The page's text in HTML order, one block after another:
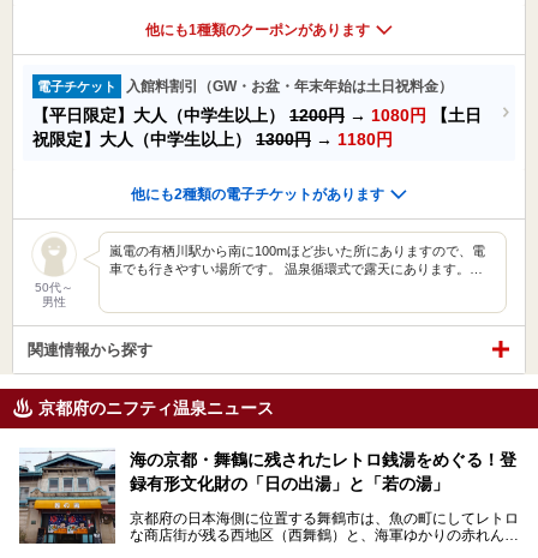
他にも1種類のクーポンがあります
電子チケット 入館料割引（GW・お盆・年末年始は土日祝料金）
【平日限定】大人（中学生以上） 1200円 → 1080円
【土日
祝限定】大人（中学生以上） 1300円 → 1180円
他にも2種類の電子チケットがあります
50代～
男性
嵐電の有栖川駅から南に100mほど歩いた所にありますので、電
車でも行きやすい場所です。 温泉循環式で露天にあります。…
関連情報から探す
京都府のニフティ温泉ニュース
海の京都・舞鶴に残されたレトロ銭湯をめぐる！登
録有形文化財の「日の出湯」と「若の湯」
京都府の日本海側に位置する舞鶴市は、魚の町にしてレトロ
な商店街が残る西地区（西舞鶴）と、海軍ゆかりの赤れんが